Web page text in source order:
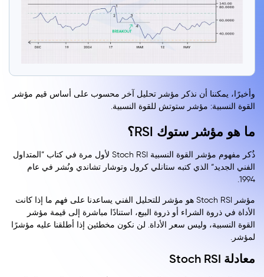
وأخيرًا، يمكننا أن نذكر مؤشر تحليل آخر محسوب على أساس قيم مؤشر
القوة النسبية: مؤشر ستوتش للقوة النسبية.
ما هو مؤشر ستوك RSI؟
ذُكر مفهوم مؤشر القوة النسبية Stoch RSI لأول مرة في كتاب ”المتداول
الفني الجديد“ الذي كتبه ستانلي كرول وتوشار تشاندي ونُشر في عام
1994.
مؤشر Stoch RSI هو مؤشر للتحليل الفني يساعدنا على فهم ما إذا كانت
الأداة في ذروة الشراء أو ذروة البيع، استنادًا مباشرة إلى قيمة مؤشر
القوة النسبية، وليس سعر الأداة. لن نكون مخطئين إذا أطلقنا عليه مؤشرًا
لمؤشر.
معادلة Stoch RSI